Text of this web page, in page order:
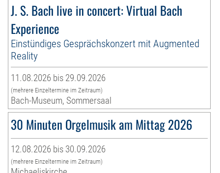
J. S. Bach live in concert: Virtual Bach
Experience
Einstündiges Gesprächskonzert mit Augmented
Reality
11.08.2026 bis 29.09.2026
(mehrere Einzeltermine im Zeitraum)
Bach-Museum, Sommersaal
30 Minuten Orgelmusik am Mittag 2026
12.08.2026 bis 30.09.2026
(mehrere Einzeltermine im Zeitraum)